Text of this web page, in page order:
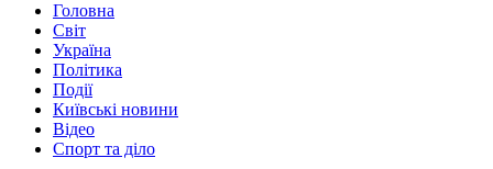
Головна
Світ
Україна
Політика
Події
Київські новини
Відео
Спорт та діло